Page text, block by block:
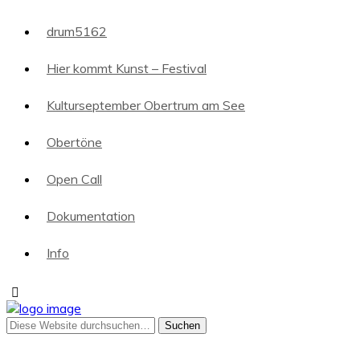
drum5162
Hier kommt Kunst – Festival
Kulturseptember Obertrum am See
Obertöne
Open Call
Dokumentation
Info